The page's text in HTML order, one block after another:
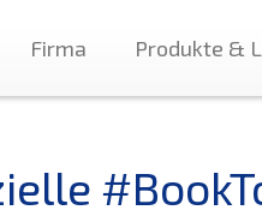
Firma Produkte &